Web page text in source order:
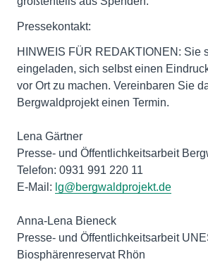
Pressekontakt:
HINWEIS FÜR REDAKTIONEN: Sie
eingeladen, sich selbst einen
vor Ort zu machen. Vereinbaren Sie
Bergwaldprojekt einen Termin.
Lena Gärtner
Presse- und Öffentlichkeitsarbeit
Telefon: 0931 991 220 11
E-Mail: lg@bergwaldprojekt.de
Anna-Lena Bieneck
Presse- und Öffentlichkeitsarbeit
Biosphärenreservat Rhön